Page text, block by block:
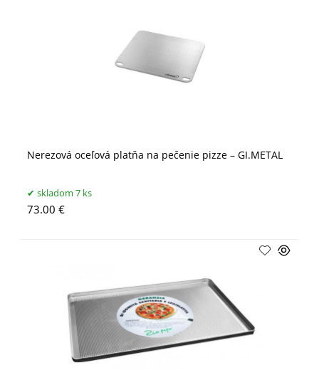
Nerezová oceľová platňa na pečenie pizze – GI.METAL
skladom 7 ks
73.00 €